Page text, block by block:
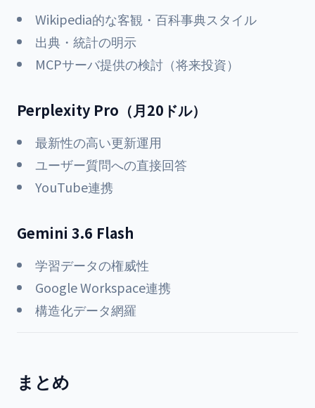
Wikipedia的な客観・百科事典スタイル
出典・統計の明示
MCPサーバ提供の検討（将来投資）
Perplexity Pro（月20ドル）
最新性の高い更新運用
ユーザー質問への直接回答
YouTube連携
Gemini 3.6 Flash
学習データの権威性
Google Workspace連携
構造化データ網羅
まとめ